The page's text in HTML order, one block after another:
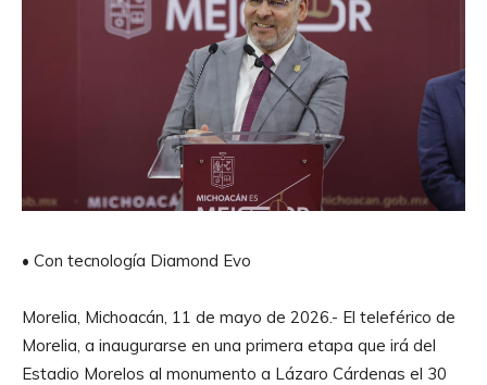
• Con tecnología Diamond Evo
Morelia, Michoacán, 11 de mayo de 2026.- El teleférico de
Morelia, a inaugurarse en una primera etapa que irá del
Estadio Morelos al monumento a Lázaro Cárdenas el 30